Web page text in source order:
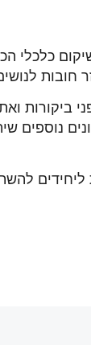
כלכלי
חובות
ביקורות
ליחידים